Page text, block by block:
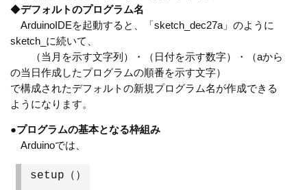
◆デフォルトのプログラム名
ArduinoIDEを起動すると、「sketch_dec27a」のように
sketch_に続いて、
（当月を示す文字列）・（日付を示す数字）・（aから
の当日作成したプログラムの順番を示す文字）
で構成されたデフォルトの新規プログラム名が作成できる
ようになります。
●プログラムの基本となる枠組み
Arduinoでは、
setup（）